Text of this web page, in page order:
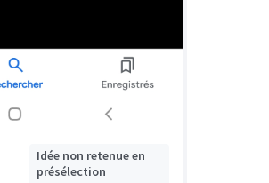
Idée non retenue en
présélection